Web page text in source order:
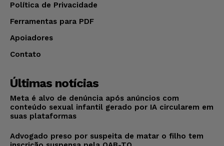
Política de Privacidade
Ferramentas para PDF
Apoiadores
Contato
Últimas notícias
Meta é alvo de denúncia após anúncios com
conteúdo sexual infantil gerado por IA circularem em
suas plataformas
Advogado preso por suspeita de matar o filho tem